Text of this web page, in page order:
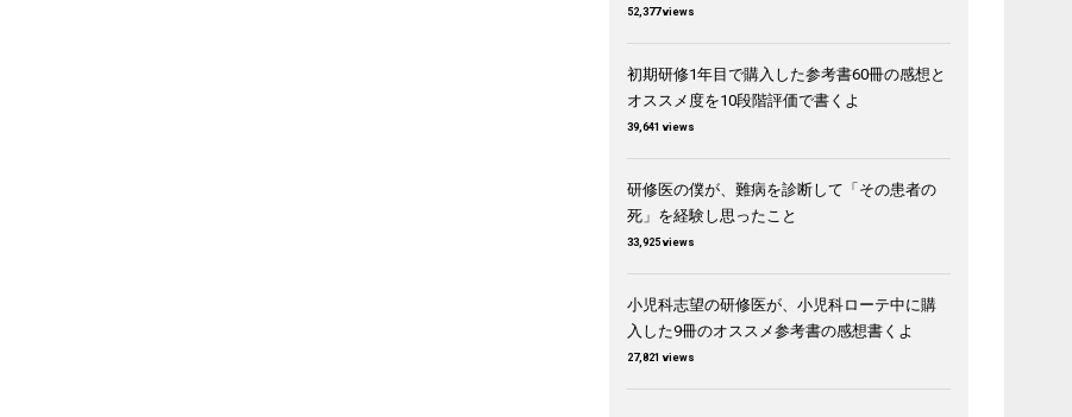
52,377 views
初期研修1年目で購入した参考書60冊の感想と
オススメ度を10段階評価で書くよ
39,641 views
研修医の僕が、難病を診断して「その患者の
死」を経験し思ったこと
33,925 views
小児科志望の研修医が、小児科ローテ中に購
入した9冊のオススメ参考書の感想書くよ
27,821 views